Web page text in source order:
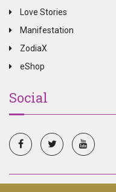
Love Stories
Manifestation
ZodiaX
eShop
Social